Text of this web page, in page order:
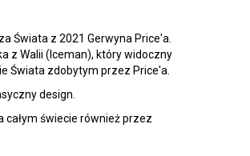
Świata z 2021 Gerwyna Price'a.
z Walii (Iceman), który widoczny
Świata zdobytym przez Price'a.
design.
całym świecie również przez